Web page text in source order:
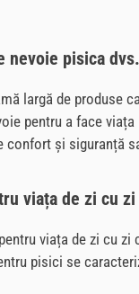
nevoie pisica dvs.
largă de
pentru a face
confort și siguranță
viața de zi cu
viața de zi cu
pisici se